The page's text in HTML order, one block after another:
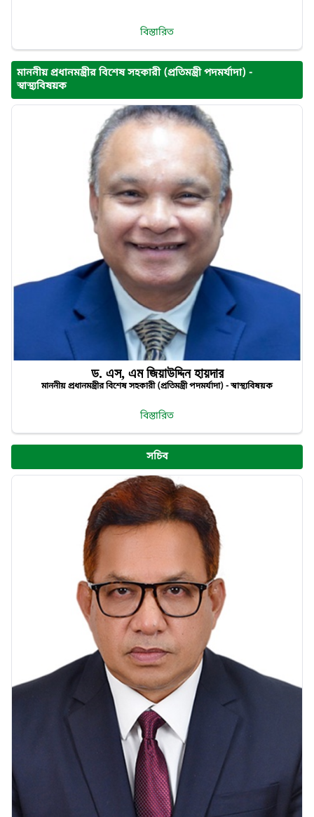
বিস্তারিত
মাননীয় প্রধানমন্ত্রীর বিশেষ সহকারী (প্রতিমন্ত্রী পদমর্যাদা) -
স্বাস্থ্যবিষয়ক
ড. এস, এম জিয়াউদ্দিন হায়দার
মাননীয় প্রধানমন্ত্রীর বিশেষ সহকারী (প্রতিমন্ত্রী পদমর্যাদা) - স্বাস্থ্যবিষয়ক
বিস্তারিত
সচিব